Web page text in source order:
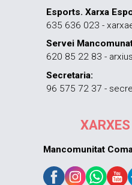
Esports. Xarxa
635 636 023 -
Servei
620 85 22 83 -
Secretaria:
96 575 72 37 -
Mancomunitat